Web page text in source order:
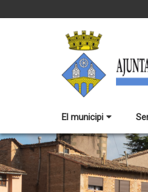
El municipi